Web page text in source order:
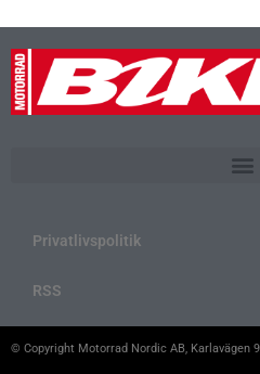
Privatlivspolitik
RSS
© Copyright Motorrad Nordic AB, Karlavägen